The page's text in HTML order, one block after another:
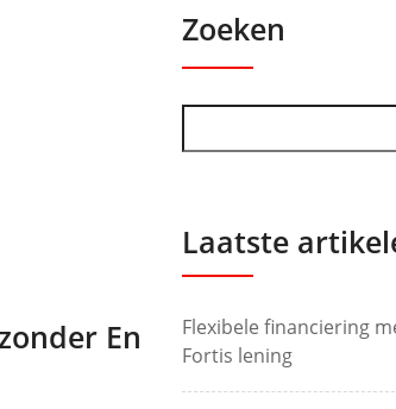
En
Zoeken
Laatste
Flexibele financiering
Fortis lening